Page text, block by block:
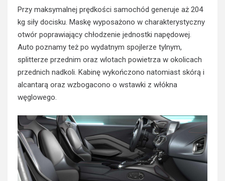
Przy maksymalnej prędkości samochód generuje aż 204
kg siły docisku. Maskę wyposażono w charakterystyczny
otwór poprawiający chłodzenie jednostki napędowej.
Auto poznamy też po wydatnym spojlerze tylnym,
splitterze przednim oraz wlotach powietrza w okolicach
przednich nadkoli. Kabinę wykończono natomiast skórą i
alcantarą oraz wzbogacono o wstawki z włókna
węglowego.